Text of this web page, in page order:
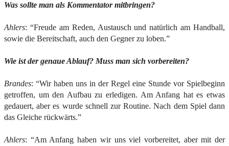
Was sollte man als Kommentator mitbringen?
Ahlers: “Freude am Reden, Austausch und natürlich am Handball,
sowie die Bereitschaft, auch den Gegner zu loben.”
Wie ist der genaue Ablauf? Muss man sich vorbereiten?
Brandes: “Wir haben uns in der Regel eine Stunde vor Spielbeginn
getroffen, um den Aufbau zu erledigen. Am Anfang hat es etwas
gedauert, aber es wurde schnell zur Routine. Nach dem Spiel dann
das Gleiche rückwärts.”
Ahlers: “Am Anfang haben wir uns viel vorbereitet, aber mit der